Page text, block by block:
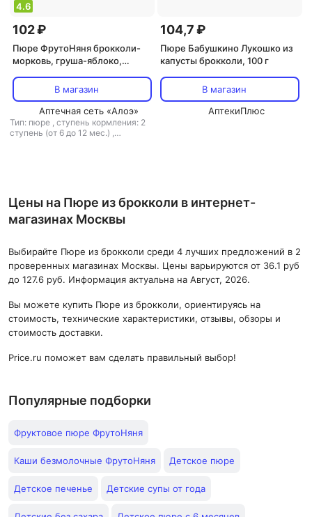
4.6
102 ₽
Пюре ФрутоНяня брокколи-
морковь, груша-яблоко,
В магазин
Аптечная сеть «Алоэ»
Тип: пюре , ступень кормления: 2
ступень (от 6 до 12 мес.) ,
104,7 ₽
Пюре Бабушкино Лукошко из
капусты брокколи, 100 г
В магазин
АптекиПлюс
Цены на Пюре из брокколи в интернет-
магазинах Москвы
Выбирайте Пюре из брокколи среди 4 лучших предложений в 2
проверенных магазинах Москвы. Цены варьируются от 36.1 руб
до 127.6 руб. Информация актуальна на Август, 2026.
Вы можете купить Пюре из брокколи, ориентируясь на
стоимость, технические характеристики, отзывы, обзоры и
стоимость доставки.
Price.ru поможет вам сделать правильный выбор!
Популярные подборки
Фруктовое пюре ФрутоНяня
Каши безмолочные ФрутоНяня Детское пюре
Детское печенье Детские супы от года